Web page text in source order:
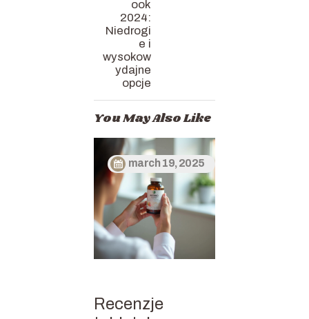
ook
2024:
Niedrogi
e i
wysokow
ydajne
opcje
You May Also Like
march 19, 2025
Recenzje